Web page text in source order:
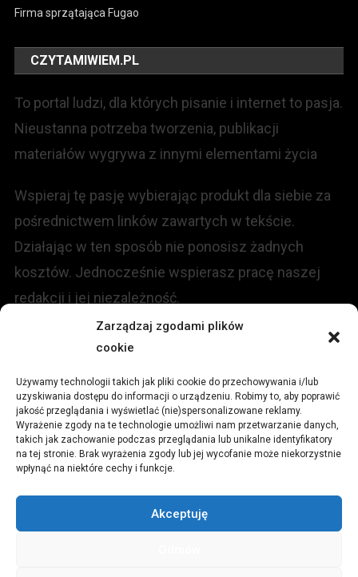
Zarządzaj zgodami plików
cookie
Używamy technologii takich jak pliki cookie do przechowywania i/lub
uzyskiwania dostępu do informacji o urządzeniu. Robimy to, aby poprawić
jakość przeglądania i wyświetlać (nie)spersonalizowane reklamy.
Wyrażenie zgody na te technologie umożliwi nam przetwarzanie danych,
takich jak zachowanie podczas przeglądania lub unikalne identyfikatory
na tej stronie. Brak wyrażenia zgody lub jej wycofanie może niekorzystnie
wpłynąć na niektóre cechy i funkcje.
Akceptuję
Firma sprzątająca Fugao
CZYTAMIWIEM.PL
To portal ludzi, dla których pisanie i internet to pasja.
Nieustanna potrzeba tworzenia, publikacji
materiałów wygrywa z innymi elementami życia
Wspieraj tę pasję wybierając produkt dla siebie za
pośrednictwem linków zawartych w tekście.
Działając w ten sposób nie ponosisz żadnych
kosztów. Jednocześnie wspierasz pracę naszej
redakcji i jej niezależność.
Redakcja portalu:
ul.Stara 13, 42-600 Tarnowskie Góry
TEL:+48 509 547 822
redakcja@czytamiwiem.pl